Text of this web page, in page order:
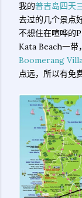
我的普吉岛四天
去过的几个景点
不想住在喧哗的
Kata Beach一带
Boomerang
点远，所以有免